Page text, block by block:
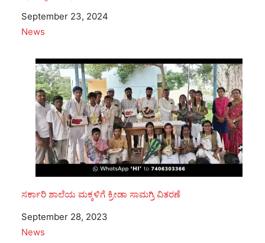
Date
September 23, 2024
In relation to
News
ಸರ್ಕಾರಿ ಶಾಲೆಯ ಮಕ್ಕಳಿಗೆ ಕ್ರೀಡಾ ಸಾಮಗ್ರಿ ವಿತರಣೆ
Date
September 28, 2023
In relation to
News